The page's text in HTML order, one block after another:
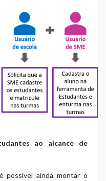
ao alcance de
é possível ainda montar o